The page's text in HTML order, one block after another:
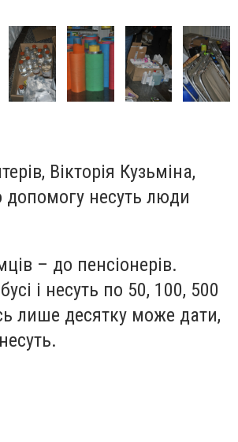
Вікторія Кузьміна,
допомогу несуть люди
– до пенсіонерів.
і несуть по 50, 100, 500
лише десятку може дати,